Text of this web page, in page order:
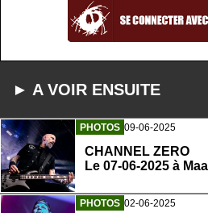
► A VOIR ENSUITE
PHOTOS 09-06-2025
CHANNEL ZERO
Le 07-06-2025 à
PHOTOS 02-06-2025